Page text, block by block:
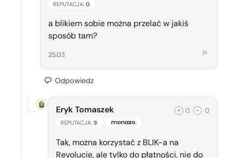
REPUTACJA: 0
a blikiem sobie można przelać w jakiś
sposób tam?
25.03
Odpowiedz
Eryk Tomaszek
REPUTACJA: 9 ZESPÓŁ MONAZO
0 0
Tak, można korzystać z BLIK-a na
Revolucie, ale tylko do płatności, nie do